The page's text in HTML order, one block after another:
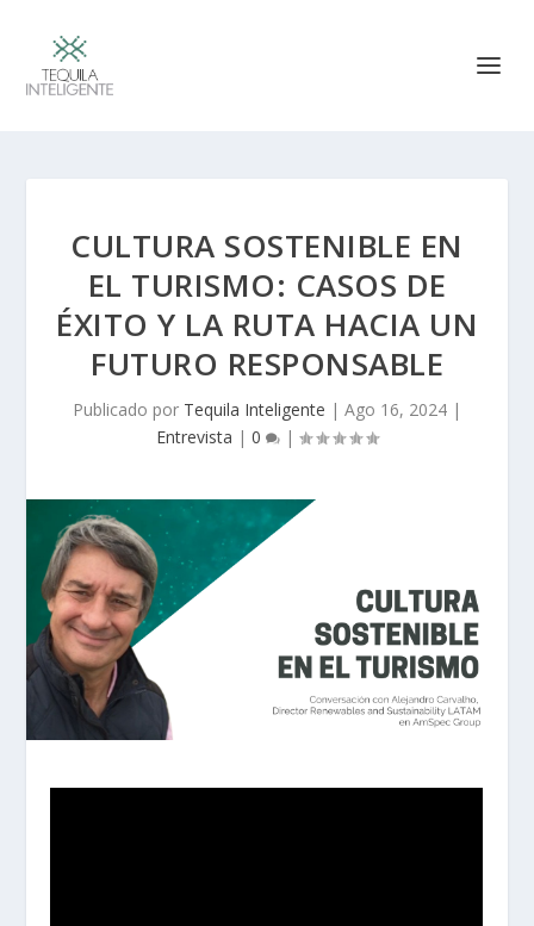
CULTURA SOSTENIBLE EN
EL TURISMO: CASOS DE
ÉXITO Y LA RUTA HACIA UN
FUTURO RESPONSABLE
Publicado por Tequila Inteligente | Ago 16, 2024 |
Entrevista | 0 |